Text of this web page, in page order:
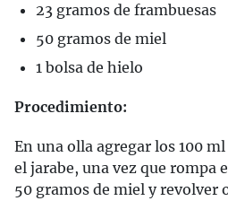
23 gramos de frambuesas
50 gramos de miel
1 bolsa de hielo
Procedimiento:
En una olla agregar los 100
el jarabe, una vez que rompa
50 gramos de miel y revolver